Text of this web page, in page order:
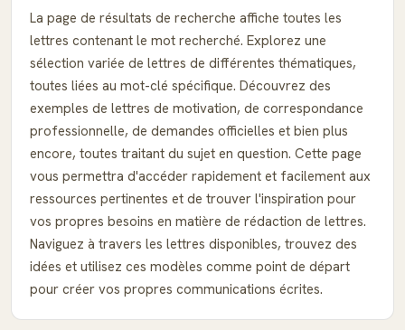
La page de résultats de recherche affiche toutes les
lettres contenant le mot recherché. Explorez une
sélection variée de lettres de différentes thématiques,
toutes liées au mot-clé spécifique. Découvrez des
exemples de lettres de motivation, de correspondance
professionnelle, de demandes officielles et bien plus
encore, toutes traitant du sujet en question. Cette page
vous permettra d'accéder rapidement et facilement aux
ressources pertinentes et de trouver l'inspiration pour
vos propres besoins en matière de rédaction de lettres.
Naviguez à travers les lettres disponibles, trouvez des
idées et utilisez ces modèles comme point de départ
pour créer vos propres communications écrites.